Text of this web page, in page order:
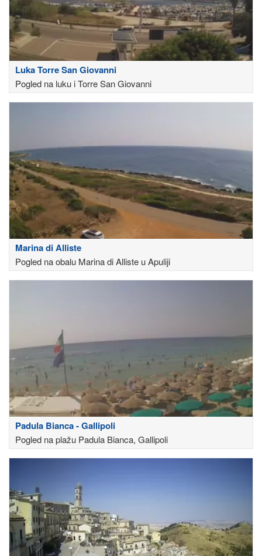
Luka Torre San Giovanni
Pogled na luku i Torre San Giovanni
Marina di Alliste
Pogled na obalu Marina di Alliste u Apuliji
Padula Bianca - Gallipoli
Pogled na plažu Padula Bianca, Gallipoli